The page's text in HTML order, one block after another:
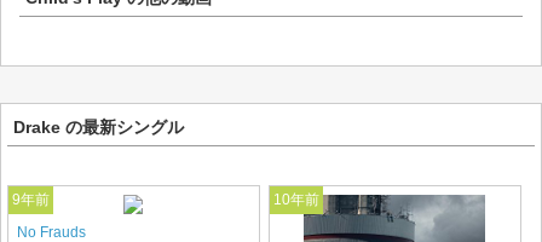
Drake の最新シングル
9年前
No Frauds
10年前